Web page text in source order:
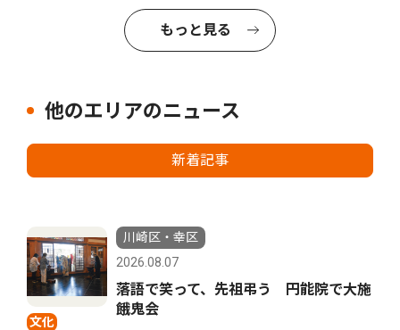
もっと見る
他のエリアのニュース
新着記事
文化
川崎区・幸区
2026.08.07
落語で笑って、先祖弔う 円能院で大施
餓鬼会